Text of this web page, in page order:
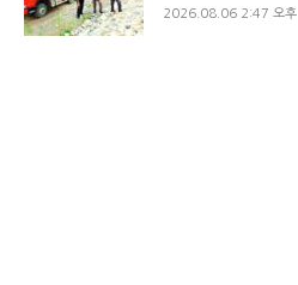
2026.08.06 2:47 오후